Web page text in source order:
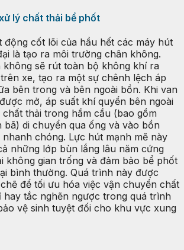
lý chất thải bể phốt
động cốt lõi của hầu hết các máy hút
là tạo ra môi trường chân không.
không sẽ rút toàn bộ không khí ra
xe, tạo ra một sự chênh lệch áp
bên trong và bên ngoài bồn. Khi van
mở, áp suất khí quyển bên ngoài
thải trong hầm cầu (bao gồm
bã) di chuyển qua ống và vào bồn
chóng. Lực hút mạnh mẽ này
những lớp bùn lắng lâu năm cứng
không gian trống và đảm bảo bể phốt
bình thường. Quá trình này được
để tối ưu hóa việc vận chuyển chất
tắc nghẽn ngược trong quá trình
vệ sinh tuyệt đối cho khu vực xung